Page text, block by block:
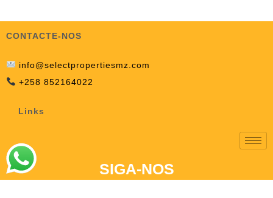
CONTACTE-NOS
info@selectpropertiesmz.com
+258 852164022
Links
SIGA-NOS